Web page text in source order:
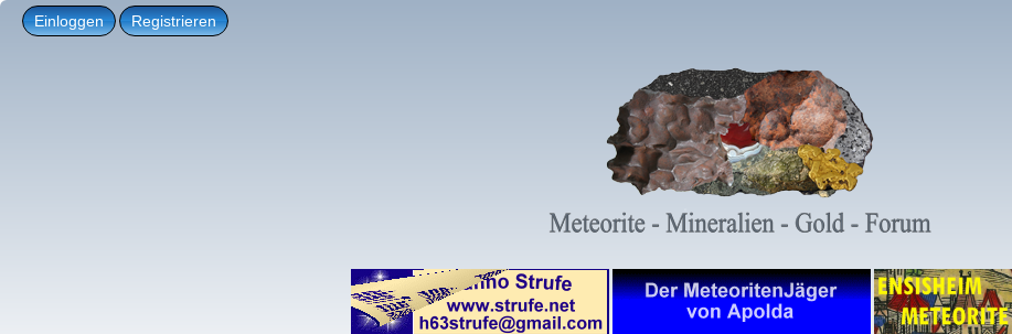
Einloggen Registrieren